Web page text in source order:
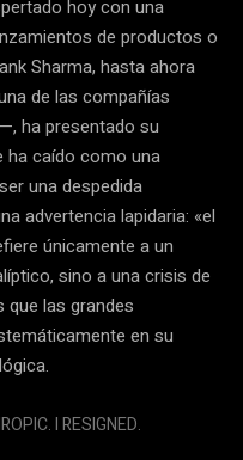
hoy con una
de productos o
Sharma, hasta ahora
de las compañías
ha presentado su
ha caído como una
una despedida
advertencia lapidaria: «el
únicamente a un
sino a una crisis de
las grandes
en su
I RESIGNED.